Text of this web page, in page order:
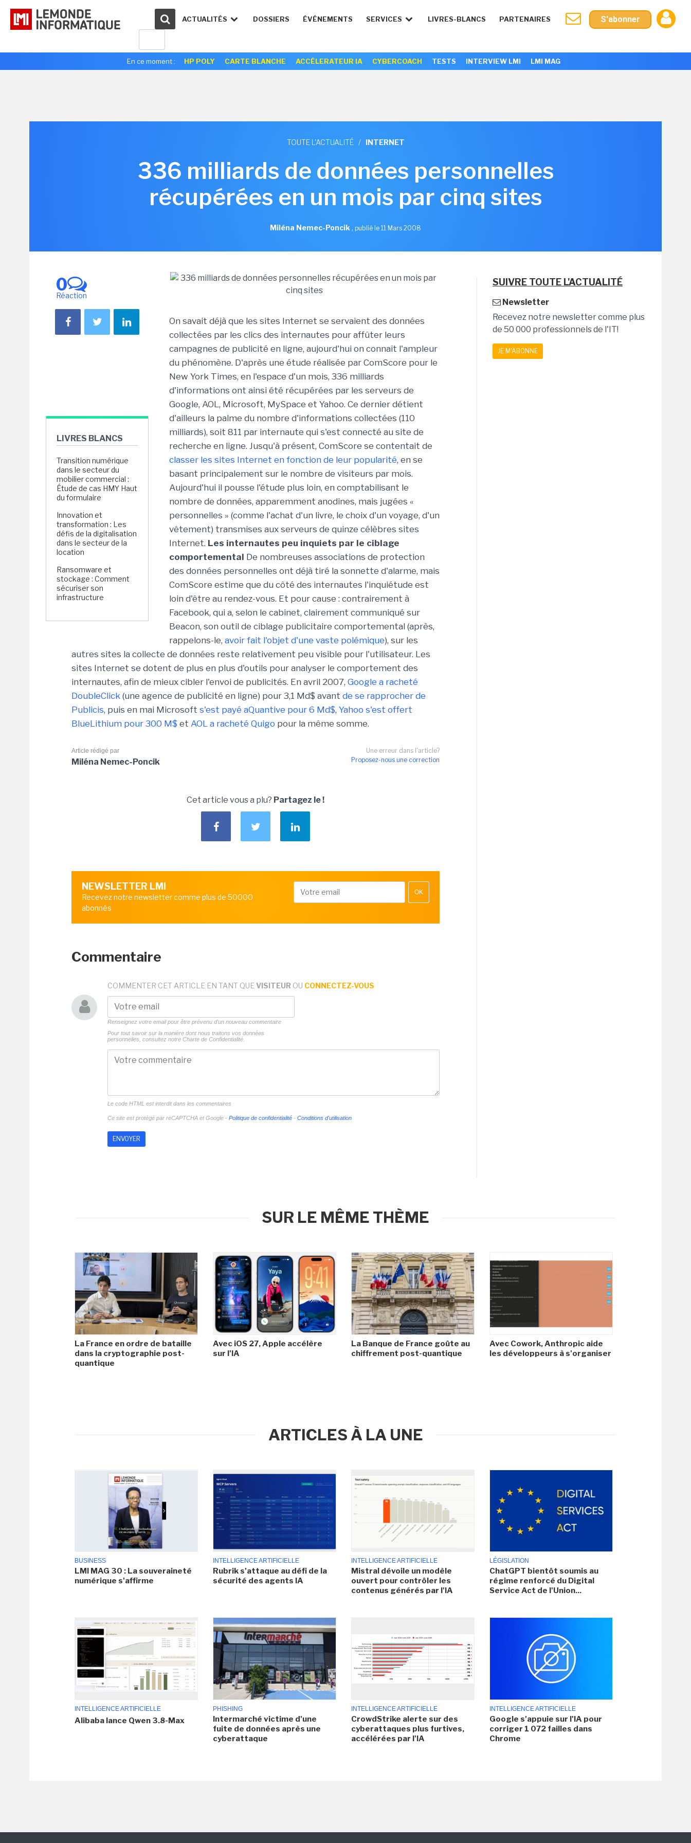
ACTUALITÉS DOSSIERS ÉVÉNEMENTS SERVICES LIVRES-BLANCS PARTENAIRES S'abonner
En ce moment : HP POLY CARTE BLANCHE ACCÉLERATEUR IA CYBERCOACH TESTS INTERVIEW LMI LMI MAG
TOUTE L'ACTUALITÉ / INTERNET
336 milliards de données personnelles
récupérées en un mois par cinq sites
Miléna Nemec-Poncik , publié le 11 Mars 2008
0
Réaction
LIVRES BLANCS
Transition numérique
dans le secteur du
mobilier commercial :
Étude de cas HMY Haut
du formulaire
Innovation et
transformation : Les
défis de la digitalisation
dans le secteur de la
location
Ransomware et
stockage : Comment
sécuriser son
infrastructure
On savait déjà que les sites Internet se servaient des données
collectées par les clics des internautes pour affûter leurs
campagnes de publicité en ligne, aujourd'hui on connaît l'ampleur
du phénomène. D'après une étude réalisée par ComScore pour le
New York Times, en l'espace d'un mois, 336 milliards
d'informations ont ainsi été récupérées par les serveurs de
Google, AOL, Microsoft, MySpace et Yahoo. Ce dernier détient
d'ailleurs la palme du nombre d'informations collectées (110
milliards), soit 811 par internaute qui s'est connecté au site de
recherche en ligne. Jusqu'à présent, ComScore se contentait de
classer les sites Internet en fonction de leur popularité, en se
basant principalement sur le nombre de visiteurs par mois.
Aujourd'hui il pousse l'étude plus loin, en comptabilisant le
nombre de données, apparemment anodines, mais jugées «
personnelles » (comme l'achat d'un livre, le choix d'un voyage, d'un
vêtement) transmises aux serveurs de quinze célèbres sites
Internet. Les internautes peu inquiets par le ciblage
comportemental De nombreuses associations de protection
des données personnelles ont déjà tiré la sonnette d'alarme, mais
ComScore estime que du côté des internautes l'inquiétude est
loin d'être au rendez-vous. Et pour cause : contrairement à
Facebook, qui a, selon le cabinet, clairement communiqué sur
Beacon, son outil de ciblage publicitaire comportemental (après,
rappelons-le, avoir fait l'objet d'une vaste polémique), sur les
autres sites la collecte de données reste relativement peu visible pour l'utilisateur. Les
sites Internet se dotent de plus en plus d'outils pour analyser le comportement des
internautes, afin de mieux cibler l'envoi de publicités. En avril 2007, Google a racheté
DoubleClick (une agence de publicité en ligne) pour 3,1 Md$ avant de se rapprocher de
Publicis, puis en mai Microsoft s'est payé aQuantive pour 6 Md$, Yahoo s'est offert
BlueLithium pour 300 M$ et AOL a racheté Quigo pour la même somme.
Une erreur dans l'article?
Proposez-nous une correction
Article rédigé par
Miléna Nemec-Poncik
Cet article vous a plu? Partagez le !
NEWSLETTER LMI
Recevez notre newsletter comme plus de 50000
abonnés
OK
Commentaire
COMMENTER CET ARTICLE EN TANT QUE VISITEUR OU CONNECTEZ-VOUS
Renseignez votre email pour être prévenu d'un nouveau commentaire
Pour tout savoir sur la manière dont nous traitons vos données
personnelles, consultez notre Charte de Confidentialité.
Le code HTML est interdit dans les commentaires
Ce site est protégé par reCAPTCHA et Google - Politique de confidentialité - Conditions d'utilisation
SUIVRE TOUTE L'ACTUALITÉ
Newsletter
Recevez notre newsletter comme plus
de 50 000 professionnels de l'IT!
JE M'ABONNE
SUR LE MÊME THÈME
La France en ordre de bataille
dans la cryptographie post-
quantique
Avec iOS 27, Apple accélère
sur l'IA
La Banque de France goûte au
chiffrement post-quantique
Avec Cowork, Anthropic aide
les développeurs à s'organiser
ARTICLES À LA UNE
BUSINESS
LMI MAG 30 : La souveraineté
numérique s'affirme
INTELLIGENCE ARTIFICIELLE
Rubrik s'attaque au défi de la
sécurité des agents IA
INTELLIGENCE ARTIFICIELLE
Mistral dévoile un modèle
ouvert pour contrôler les
contenus générés par l'IA
LÉGISLATION
ChatGPT bientôt soumis au
régime renforcé du Digital
Service Act de l'Union...
INTELLIGENCE ARTIFICIELLE
Alibaba lance Qwen 3.8-Max
PHISHING
Intermarché victime d'une
fuite de données après une
cyberattaque
INTELLIGENCE ARTIFICIELLE
CrowdStrike alerte sur des
cyberattaques plus furtives,
accélérées par l'IA
INTELLIGENCE ARTIFICIELLE
Google s'appuie sur l'IA pour
corriger 1 072 failles dans
Chrome